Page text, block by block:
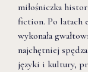
miłośniczka
fiction. Po latach
wykonała
najchętniej
języki i kultury,